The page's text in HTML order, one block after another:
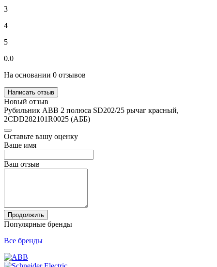
3
4
5
0.0
На основании 0 отзывов
Написать отзыв
Новый отзыв
Рубильник ABB 2 полюса SD202/25 рычаг красный,
2CDD282101R0025 (АББ)
Оставьте вашу оценку
Ваше имя
Ваш отзыв
Продолжить
Популярные бренды
Все бренды